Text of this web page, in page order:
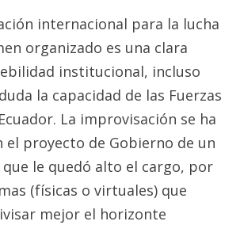
internacional para la lucha
organizado es una clara
institucional, incluso
la capacidad de las Fuerzas
La improvisación se ha
el proyecto de Gobierno de un
le quedó alto el cargo, por
(físicas o virtuales) que
mejor el horizonte